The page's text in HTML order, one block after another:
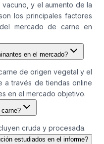
y el aumento de la
los principales factores
mercado de carne en
en el mercado?
de origen vegetal y el
a través de tiendas online
en el mercado objetivo.
cruda y procesada.
estudiados en el informe?